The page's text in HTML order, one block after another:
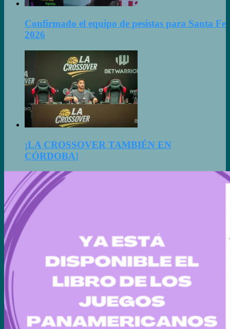
Confirmado el equipo de pesistas para Santa Fe
2026
¡LA CROSSOVER TAMBIÉN EN
CÓRDOBA!